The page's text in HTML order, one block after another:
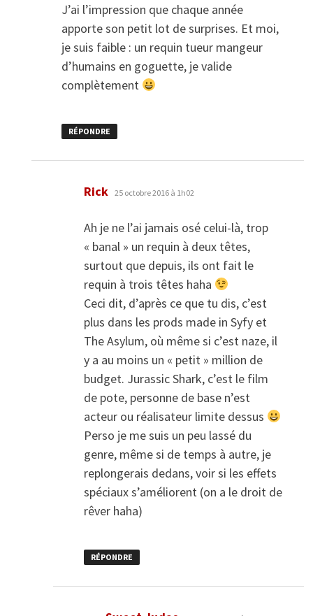
J’ai l’impression que chaque année
apporte son petit lot de surprises. Et moi,
je suis faible : un requin tueur mangeur
d’humains en goguette, je valide
complètement
RÉPONDRE
Rick dit :
25 octobre 2016 à 1h02
Ah je ne l’ai jamais osé celui-là, trop
« banal » un requin à deux têtes,
surtout que depuis, ils ont fait le
requin à trois têtes haha
Ceci dit, d’après ce que tu dis, c’est
plus dans les prods made in Syfy et
The Asylum, où même si c’est naze, il
y a au moins un « petit » million de
budget. Jurassic Shark, c’est le film
de pote, personne de base n’est
acteur ou réalisateur limite dessus
Perso je me suis un peu lassé du
genre, même si de temps à autre, je
replongerais dedans, voir si les effets
spéciaux s’améliorent (on a le droit de
rêver haha)
RÉPONDRE